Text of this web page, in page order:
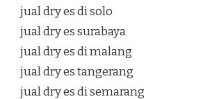
jual dry es di solo
jual dry es surabaya
jual dry es di malang
jual dry es tangerang
jual dry es di semarang